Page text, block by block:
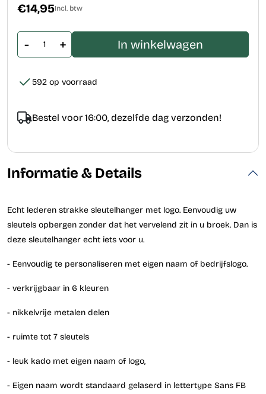
€14,95Incl. btw
- + In winkelwagen
592 op voorraad
Bestel voor 16:00, dezelfde dag verzonden!
Informatie & Details
Echt lederen strakke sleutelhanger met logo. Eenvoudig uw
sleutels opbergen zonder dat het vervelend zit in u broek. Dan is
deze sleutelhanger echt iets voor u.
- Eenvoudig te personaliseren met eigen naam of bedrijfslogo.
- verkrijgbaar in 6 kleuren
- nikkelvrije metalen delen
- ruimte tot 7 sleutels
- leuk kado met eigen naam of logo,
- Eigen naam wordt standaard gelaserd in lettertype Sans FB